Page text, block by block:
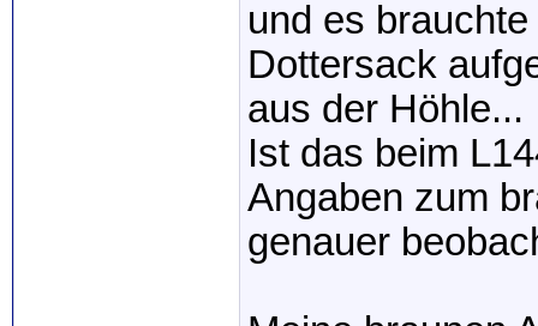
und es
Dottersack
aus der Höhle...
Ist das beim
Angaben zum
genauer